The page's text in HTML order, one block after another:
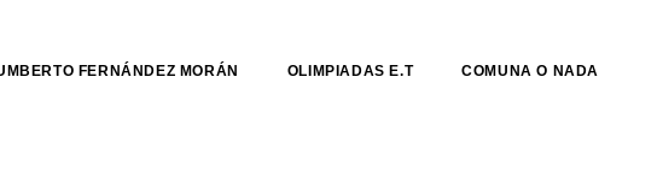
FERNÁNDEZ MORÁN OLIMPIADAS E.T COMUNA O NADA